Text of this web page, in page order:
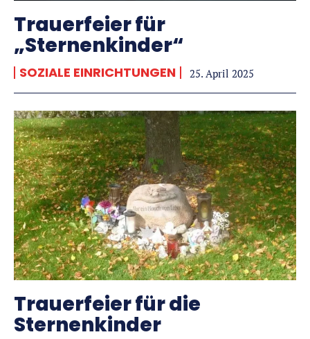
Trauerfeier für
„Sternenkinder“
SOZIALE EINRICHTUNGEN 25. April 2025
Trauerfeier für die
Sternenkinder